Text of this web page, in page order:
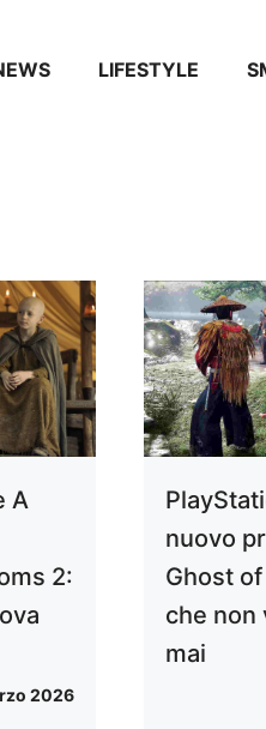
LIFESTYLE
A
2:
2026
nuovo
Ghost
che non
mai